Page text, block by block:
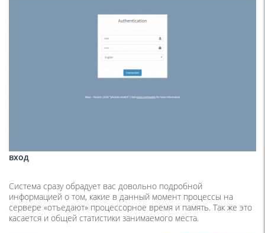
вход
Система сразу обрадует вас довольно подробной
информацией о том, какие в данный момент процессы на
сервере «отъедают» процессорное время и память. Так же это
касается и общей статистики занимаемого места.